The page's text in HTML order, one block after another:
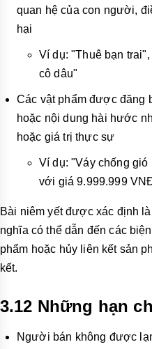
quan hệ của con người,
hại
Ví dụ: "Thuê bạn
cô dâu"
Các vật phẩm được đăng
hoặc nội dung hài hước
hoặc giá trị thực sự
Ví dụ: "Váy chống
với giá 9.999.999
Bài niêm yết được xác định
nghĩa có thể dẫn đến các
phẩm hoặc hủy liên kết sản
kết.
3.12 Những hạn
Người bán không được